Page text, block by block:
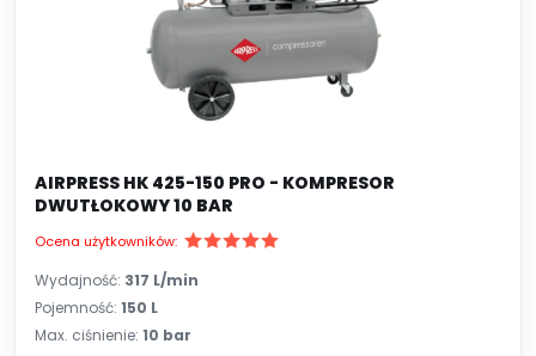
AIRPRESS HK 425-150 PRO - KOMPRESOR
DWUTŁOKOWY 10 BAR
Ocena użytkowników:
Wydajność: 317 L/min
Pojemność: 150 L
Max. ciśnienie: 10 bar